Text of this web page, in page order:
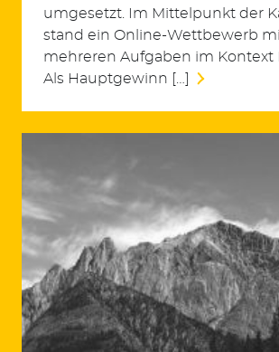
umgesetzt. Im Mittelpunkt der
stand ein Online-Wettbewerb
mehreren Aufgaben im Kontext
Als Hauptgewinn […]